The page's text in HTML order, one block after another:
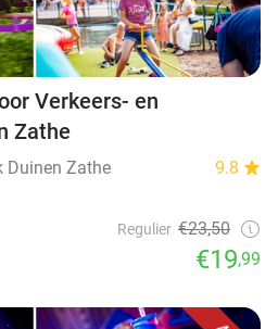
Verkeers- en
Zathe
Duinen Zathe
9.8
Regulier €23,50
€19,99